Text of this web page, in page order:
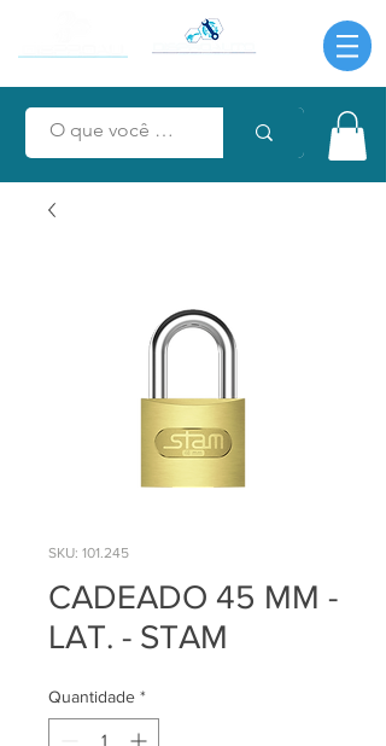
SKU: 101.245
CADEADO 45 MM -
LAT. - STAM
Quantidade *